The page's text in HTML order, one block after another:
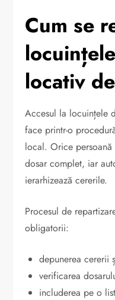
Cum se
locativ
Accesul la locuințele
face printr-o
local. Orice persoană
dosar complet, iar
ierarhizează cererile.
Procesul de
obligatorii:
depunerea cererii
verificarea
includerea pe o